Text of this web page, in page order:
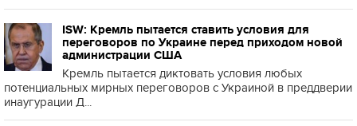
ISW: Кремль пытается ставить условия для
переговоров по Украине перед приходом новой
администрации США
Кремль пытается диктовать условия любых
потенциальных мирных переговоров с Украиной в преддверии
инаугурации Д...